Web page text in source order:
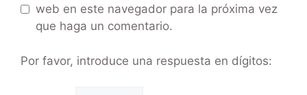
web en este navegador para la próxima vez
que haga un comentario.
Por favor, introduce una respuesta en dígitos: